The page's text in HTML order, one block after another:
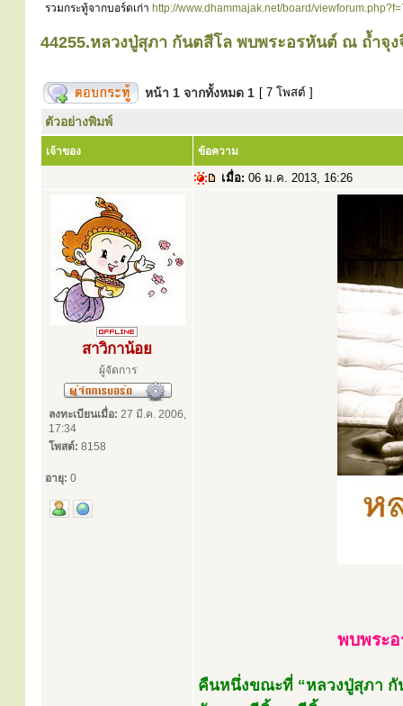
รวมกระทู้จากบอร์ดเก่า http://www.dhammajak.net/board/
44255.หลวงปู่สุภา กันตสีโล พบพระอรหันต์ ณ ถ้ำจุง
หน้า 1 จากทั้งหมด 1 [ 7 โพสต์ ]
ตัวอย่างพิมพ์
เจ้าของ ข้อความ
เมื่อ: 06 ม.ค. 2013, 16:26
สาวิกาน้อย
ผู้จัดการ
ลงทะเบียนเมื่อ: 27 มี.ค. 2006,
17:34
โพสต์: 8158
อายุ: 0
พบพระ
คืนหนึ่งขณะที่ “หลวงปู่สุภา กั